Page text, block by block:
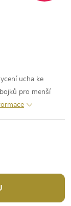
ucha ke
pro menší